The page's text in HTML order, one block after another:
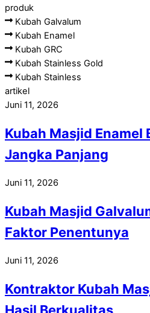
produk
Kubah Galvalum
Kubah Enamel
Kubah GRC
Kubah Stainless Gold
Kubah Stainless
artikel
Juni 11, 2026
Kubah Masjid
Jangka Panjang
Juni 11, 2026
Kubah Masjid
Faktor Penentunya
Juni 11, 2026
Kontraktor Kubah